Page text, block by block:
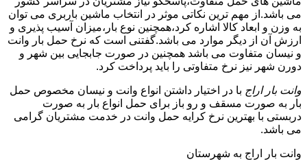
می باشد.از مهم ترین نکاتی موثر در انتخاب ماشین باربری می توان
به وزن و ابعاد کالا اشاره کرد،همچنین نوع بار،میزان آسیب پذیری و
ارزش آن از دیگر موارد می باشد.گفتنی است که نرخ حمل بار وانت
و نیسان متفاوت می باشد همچنین در صورت جابجایی بین شهر و
دورن شهر نیز نرخ متفاوتی را باید پرداخت کرد.
وانت بار اراج با در اختیار داشتن انواع وانت و نیسان مخصوص حمل
بار به صورت مسقف و رو باز برای حمل انواع بار به صورت
دربستی با بهترین نرخ کرایه حمل وانت در خدمت مشتریان گرامی
می باشد.
وانت بار اراج به شهرستان